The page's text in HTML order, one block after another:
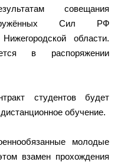
совещания
Сил РФ
области.
в распоряжении
студентов будет
обучение.
молодые
взамен прохождения